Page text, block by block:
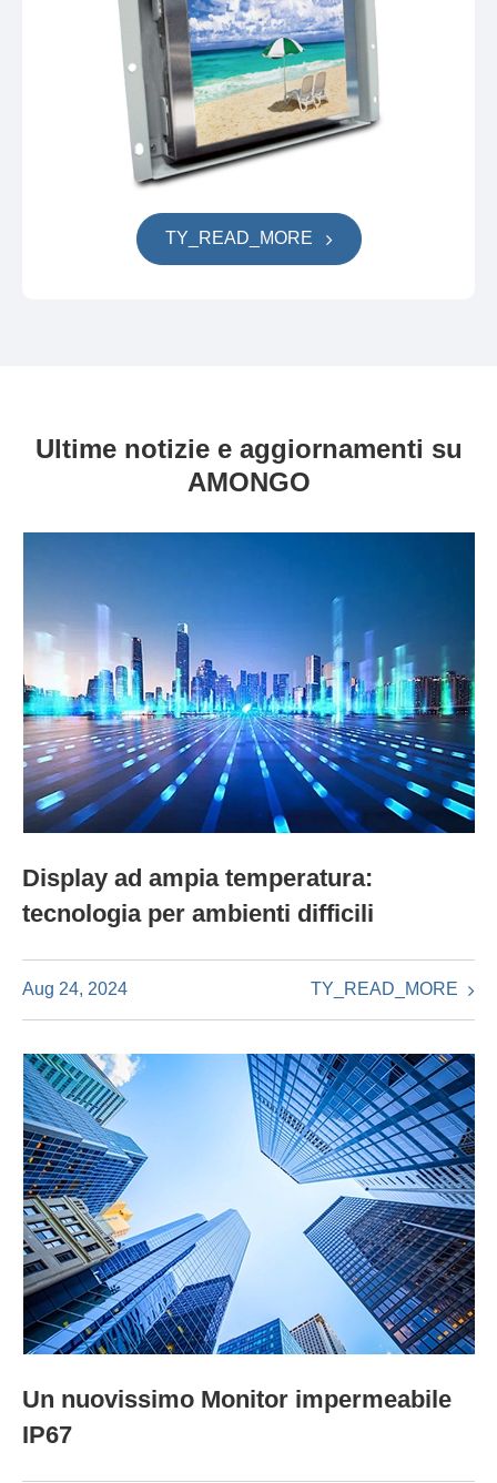
TY_READ_MORE
Ultime notizie e aggiornamenti su
AMONGO
Display ad ampia temperatura:
tecnologia per ambienti difficili
Aug 24, 2024 TY_READ_MORE
Un nuovissimo Monitor impermeabile
IP67